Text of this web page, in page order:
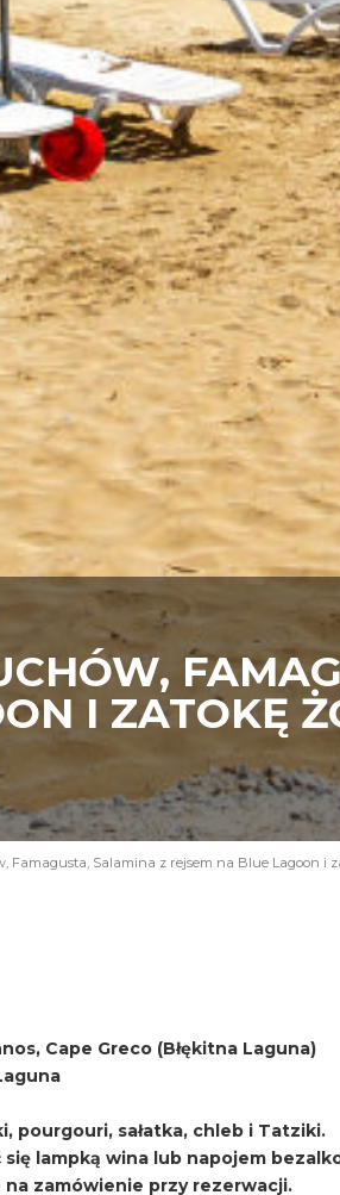
I ZATOKĘ
Famagusta, Salamina z rejsem na Blue Lagoon i
Cape Greco (Błękitna Laguna)
pourgouri, sałatka, chleb i Tatziki.
lampką wina lub napojem
zamówienie przy rezerwacji.